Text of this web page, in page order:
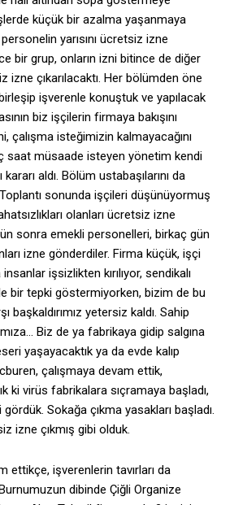
küçük bir azalma yaşanmaya
yarısını ücretsiz izne
bir grup, onların izni bitince de diğer
izne çıkarılacaktı. Her bölümden öne
işverenle konuştuk ve yapılacak
biz işçilerin firmaya bakışını
çalışma isteğimizin kalmayacağını
saat müsaade isteyen yönetim kendi
aldı. Bölüm ustabaşılarını da
sonunda işçileri düşünüyormuş
olanları ücretsiz izne
sonra emekli personelleri, birkaç gün
izne gönderdiler. Firma küçük, işçi
insanlar işsizlikten kırılıyor, sendikalı
bir tepki göstermiyorken, bizim de bu
başkaldırımız yetersiz kaldı. Sahip
Biz de ya fabrikaya gidip salgına
yaşayacaktık ya da evde kalıp
çalışmaya devam ettik,
ki virüs fabrikalara sıçramaya başladı,
Sokağa çıkma yasakları başladı.
izne çıkmış gibi olduk.
ettikçe, işverenlerin tavırları da
dibinde Çiğli Organize